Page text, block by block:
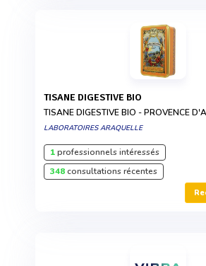
TISANE DIGESTIVE BIO
TISANE DIGESTIVE BIO - PROVENCE
LABORATOIRES ARAQUELLE
1professionnels intéressés
348consultations récentes